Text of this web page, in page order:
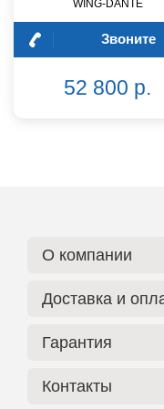
WING-DANTE
Звоните
52 800 р.
О компании
Доставка и
Гарантия
Контакты